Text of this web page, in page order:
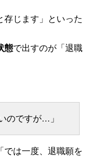
存じます」といった
態で出すのが「退職
のですが…」
では一度、退職願を